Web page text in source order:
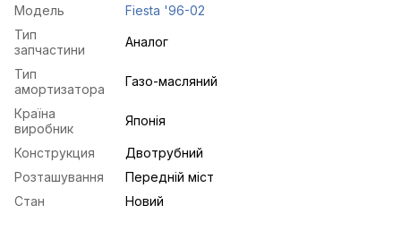
Модель
Fiesta '96-02
Тип
запчастини
Аналог
Тип
амортизатора
Газо-масляний
Країна
виробник
Японія
Конструкция
Двотрубний
Розташування
Передній міст
Стан
Новий